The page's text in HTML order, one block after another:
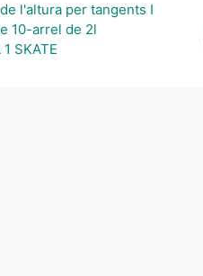
l'altura per tangents I
10-arrel de 2l
1 SKATE